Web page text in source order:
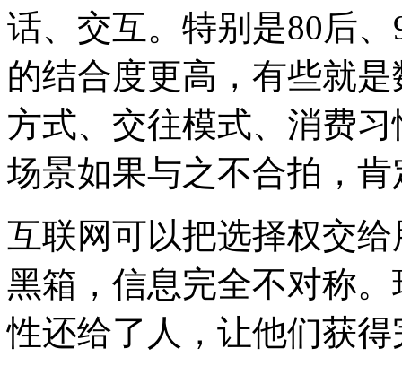
话、交互。特别是80后、
的结合度更高，有些就
方式、交往模式、消费
场景如果与之不合拍，
互联网可以把选择权交
黑箱，信息完全不对称
性还给了人，让他们获